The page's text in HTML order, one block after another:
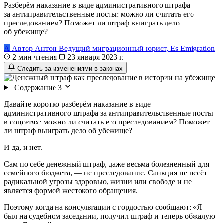
Разберём наказание в виде административного штрафа
за антиправительственные посты: можно ли считать его
преследованием? Поможет ли штраф выиграть дело
об убежище?
А Автор Антон Ведущий миграционный юрист, Es Emigration
2 мин чтения
23 января 2023 г.
Следить за изменениями в законах
Содержание 3
Давайте коротко разберём наказание в виде
административного штрафа за антиправительственные посты
в соцсетях: можно ли считать его преследованием? Поможет
ли штраф выиграть дело об убежище?
И да, и нет.
Сам по себе денежный штраф, даже весьма болезненный для
семейного бюджета, — не преследование. Санкция не несёт
радикальной угрозы здоровью, жизни или свободе и не
является формой жестокого обращения.
Поэтому когда на консультации с гордостью сообщают: «Я
был на судебном заседании, получил штраф и теперь обжалую